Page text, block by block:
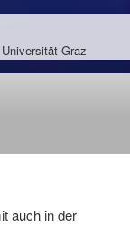
Graz
auch in der